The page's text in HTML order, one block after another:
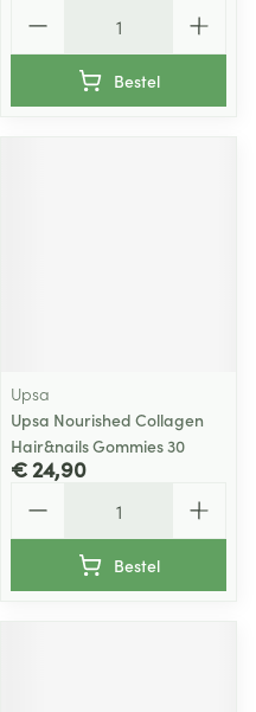
Bestel
Upsa
Upsa Nourished Collagen
Hair&nails Gommies 30
€ 24,90
Bestel